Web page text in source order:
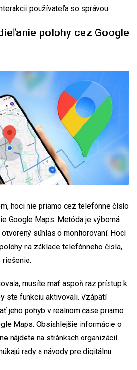
používateľa so správou.
polohy cez Google
hoci nie priamo cez telefónne číslo
Google Maps. Metóda je výborná
súhlas o monitorovaní. Hoci
na základe telefónneho čísla,
musíte mať aspoň raz prístup k
ste funkciu aktivovali. Vzápätí
jeho pohyb v reálnom čase priamo
Maps. Obsiahlejšie informácie o
nájdete na stránkach organizácií
rady a návody pre digitálnu